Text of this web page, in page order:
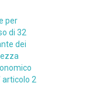
per
di 32
dei
articolo 2